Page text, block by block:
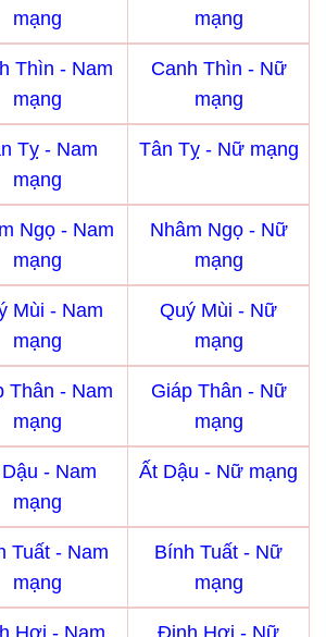
mạng
mạng
Thìn - Nam
mạng
Canh Thìn - Nữ
mạng
Tỵ - Nam
mạng
Tân Tỵ - Nữ mạng
Ngọ - Nam
mạng
Nhâm Ngọ - Nữ
mạng
Mùi - Nam
mạng
Quý Mùi - Nữ
mạng
Thân - Nam
mạng
Giáp Thân - Nữ
mạng
- Nam
mạng
Ất Dậu - Nữ mạng
Tuất - Nam
mạng
Bính Tuất - Nữ
mạng
Hợi - Nam
Đinh Hợi - Nữ